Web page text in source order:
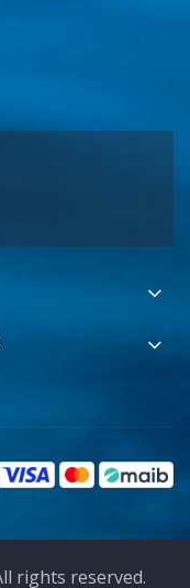
rights reserved.